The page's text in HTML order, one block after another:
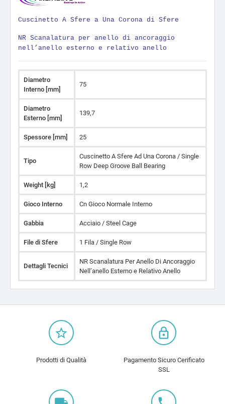
Cuscinetto A Sfere a Una Corona di Sfere
NR Scanalatura per anello di ancoraggio
nell’anello esterno e relativo anello
Diametro
Interno [mm]
75
Diametro
Esterno [mm]
139,7
Spessore [mm] 25
Tipo
Cuscinetto A Sfere Ad Una Corona / Single
Row Deep Groove Ball Bearing
Weight [kg] 1,2
Gioco Interno Cn Gioco Normale Interno
Gabbia Acciaio / Steel Cage
File di Sfere 1 Fila / Single Row
Dettagli Tecnici
NR Scanalatura Per Anello Di Ancoraggio
Nell’anello Esterno e Relativo Anello
star_border
Prodotti di Qualità
lock_outline
Pagamento Sicuro Cerificato
SSL